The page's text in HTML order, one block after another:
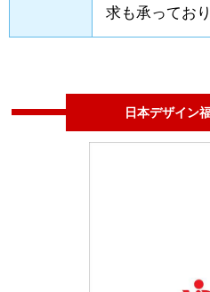
求も承ってお
日本デザイン